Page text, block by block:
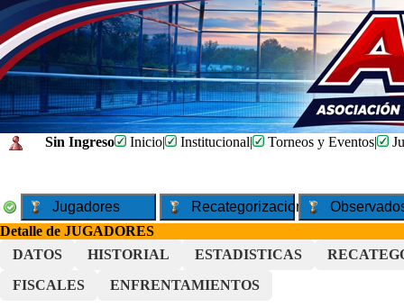
Sin Ingreso Inicio| Institucional| Torneos y Eventos|
Jugadores Recategorizaciones
Detalle de JUGADORES
DATOS
HISTORIAL ESTADISTICAS
FISCALES
ENFRENTAMIENTOS